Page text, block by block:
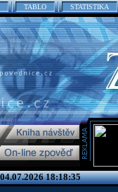
TABLO STATISTIKA
18:18:35